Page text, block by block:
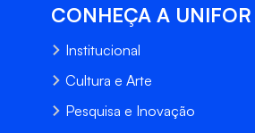
CONHEÇA A UNIFOR
Institucional
Cultura e Arte
Pesquisa e Inovação